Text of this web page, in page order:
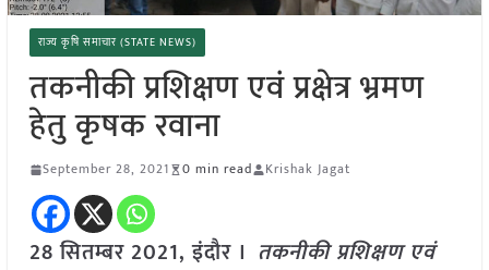
राज्य कृषि समाचार (STATE NEWS)
तकनीकी प्रशिक्षण एवं प्रक्षेत्र भ्रमण
हेतु कृषक रवाना
September 28, 2021 0 min read Krishak Jagat
28 सितम्बर 2021, इंदौर । तकनीकी प्रशिक्षण एवं